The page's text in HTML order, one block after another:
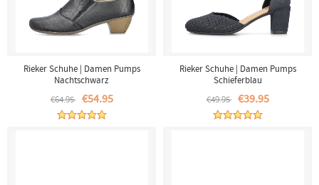
Rieker Schuhe | Damen Pumps
Nachtschwarz
€64.95 €54.95
Rieker Schuhe | Damen Pumps
Schieferblau
€49.95 €39.95